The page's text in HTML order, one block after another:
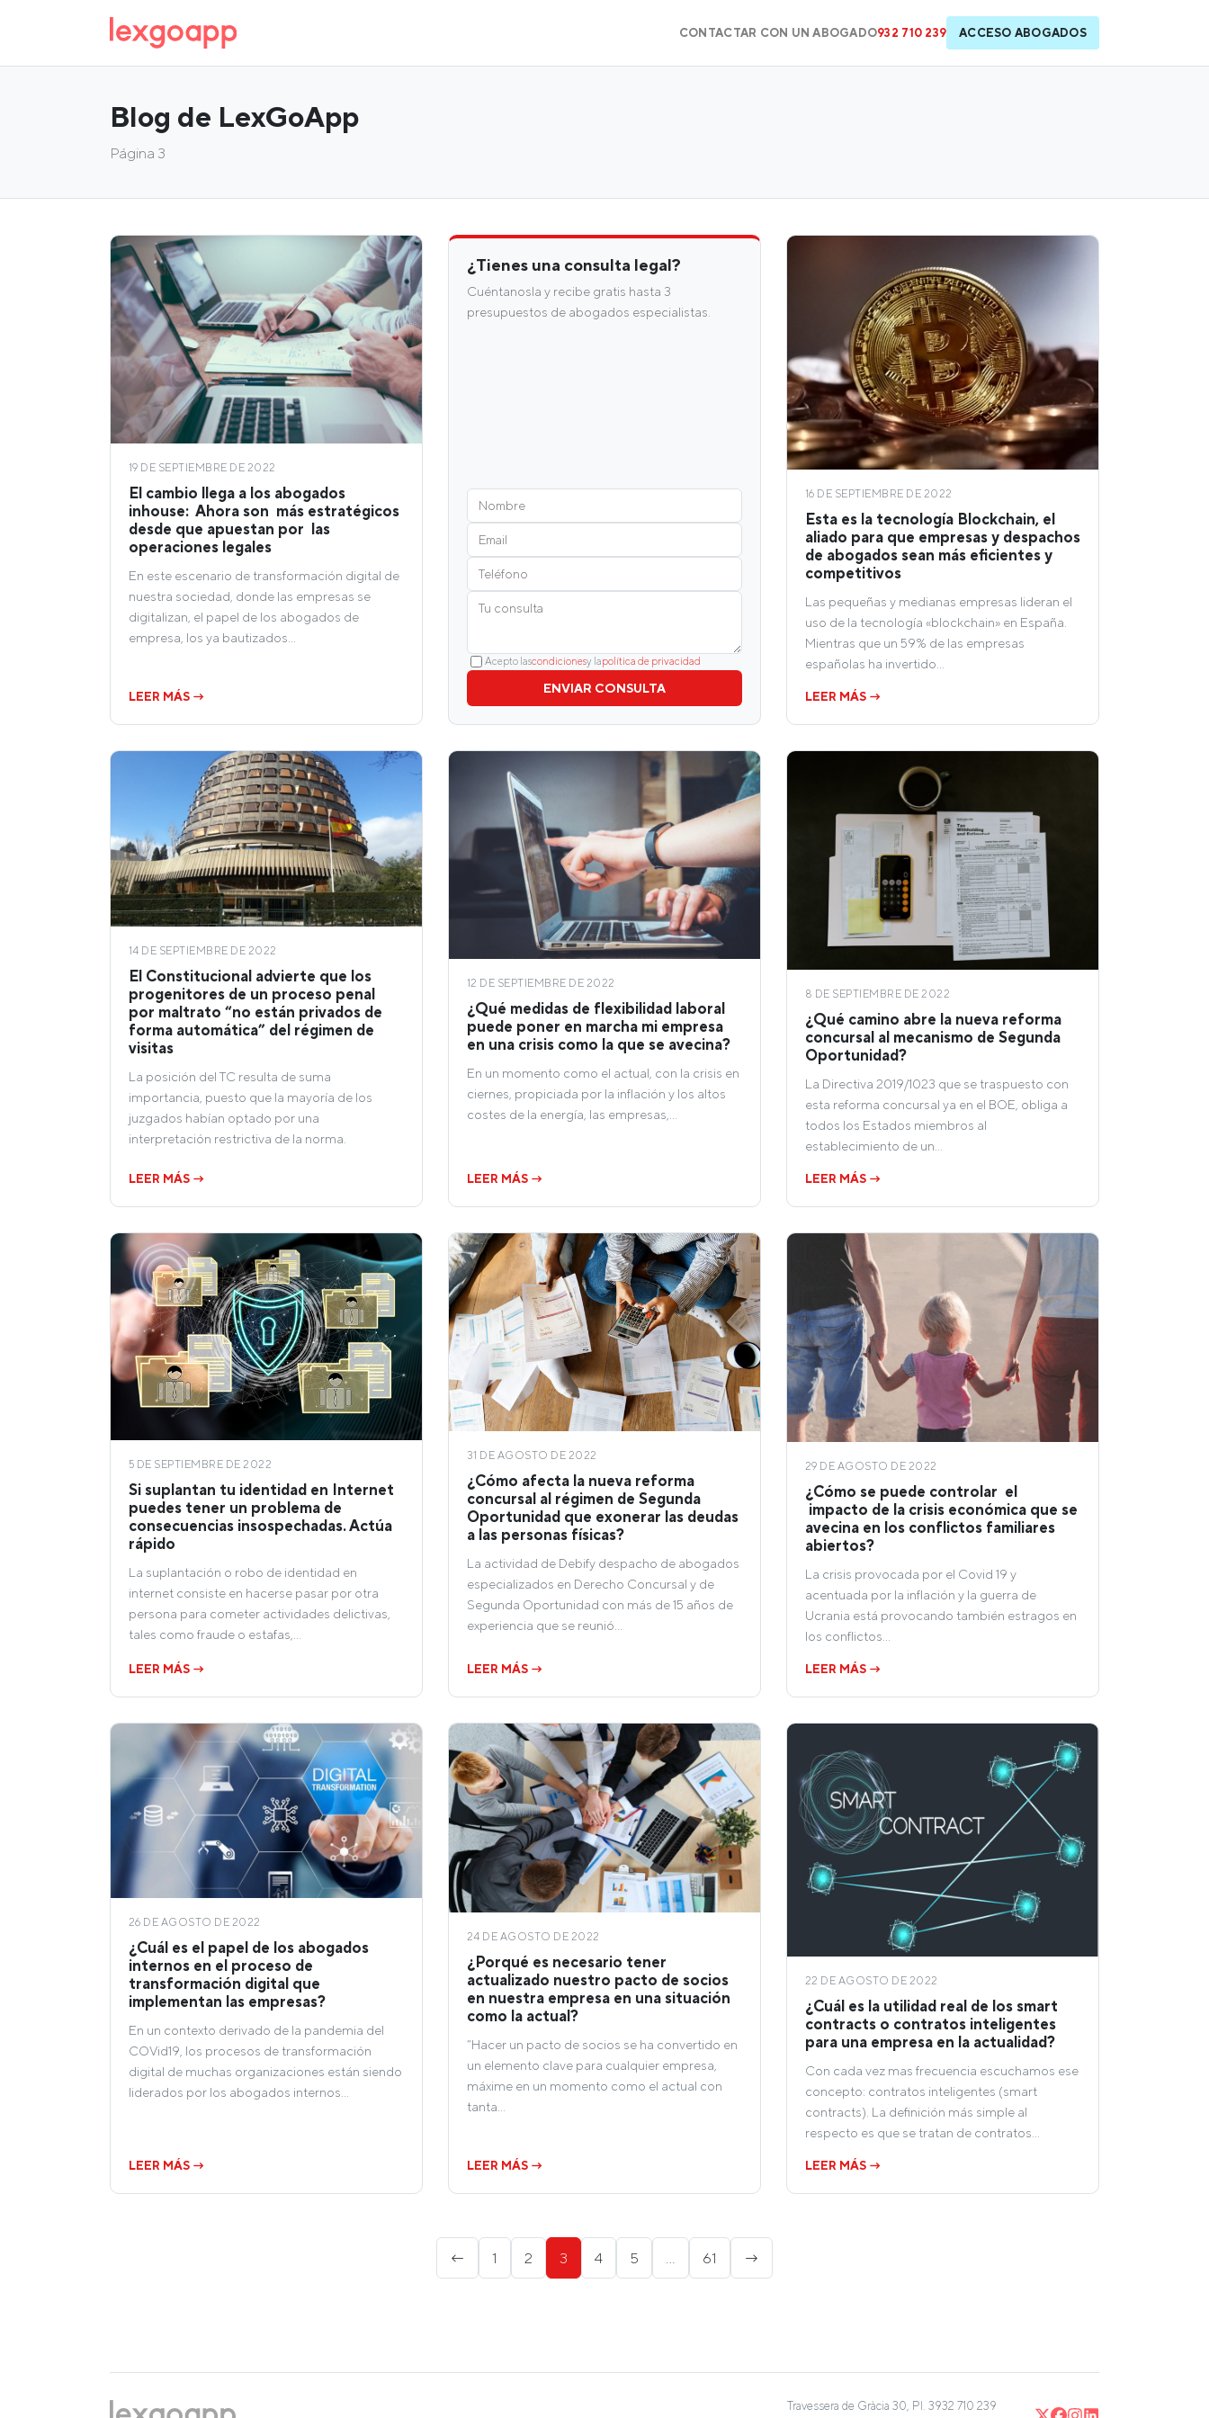
CONTACTAR CON UN ABOGADO932 710 239 ACCESO ABOGADOS
Blog de LexGoApp
Página 3
19 DE SEPTIEMBRE DE 2022
El cambio llega a los abogados
inhouse: Ahora son más estratégicos
desde que apuestan por las
operaciones legales
En este escenario de transformación digital de
nuestra sociedad, donde las empresas se
digitalizan, el papel de los abogados de
empresa, los ya bautizados…
LEER MÁS →
¿Tienes una consulta legal?
Cuéntanosla y recibe gratis hasta 3
presupuestos de abogados especialistas.
Acepto lascondicionesy lapolítica de privacidad
ENVIAR CONSULTA
16 DE SEPTIEMBRE DE 2022
Esta es la tecnología Blockchain, el
aliado para que empresas y despachos
de abogados sean más eficientes y
competitivos
Las pequeñas y medianas empresas lideran el
uso de la tecnología «blockchain» en España.
Mientras que un 59% de las empresas
españolas ha invertido…
LEER MÁS →
14 DE SEPTIEMBRE DE 2022
El Constitucional advierte que los
progenitores de un proceso penal
por maltrato “no están privados de
forma automática” del régimen de
visitas
La posición del TC resulta de suma
importancia, puesto que la mayoría de los
juzgados habían optado por una
interpretación restrictiva de la norma.
LEER MÁS →
12 DE SEPTIEMBRE DE 2022
¿Qué medidas de flexibilidad laboral
puede poner en marcha mi empresa
en una crisis como la que se avecina?
En un momento como el actual, con la crisis en
ciernes, propiciada por la inflación y los altos
costes de la energía, las empresas,…
LEER MÁS →
8 DE SEPTIEMBRE DE 2022
¿Qué camino abre la nueva reforma
concursal al mecanismo de Segunda
Oportunidad?
La Directiva 2019/1023 que se traspuesto con
esta reforma concursal ya en el BOE, obliga a
todos los Estados miembros al
establecimiento de un…
LEER MÁS →
5 DE SEPTIEMBRE DE 2022
Si suplantan tu identidad en Internet
puedes tener un problema de
consecuencias insospechadas. Actúa
rápido
La suplantación o robo de identidad en
internet consiste en hacerse pasar por otra
persona para cometer actividades delictivas,
tales como fraude o estafas,…
LEER MÁS →
31 DE AGOSTO DE 2022
¿Cómo afecta la nueva reforma
concursal al régimen de Segunda
Oportunidad que exonerar las deudas
a las personas físicas?
La actividad de Debify despacho de abogados
especializados en Derecho Concursal y de
Segunda Oportunidad con más de 15 años de
experiencia que se reunió…
LEER MÁS →
29 DE AGOSTO DE 2022
¿Cómo se puede controlar el
impacto de la crisis económica que se
avecina en los conflictos familiares
abiertos?
La crisis provocada por el Covid 19 y
acentuada por la inflación y la guerra de
Ucrania está provocando también estragos en
los conflictos…
LEER MÁS →
26 DE AGOSTO DE 2022
¿Cuál es el papel de los abogados
internos en el proceso de
transformación digital que
implementan las empresas?
En un contexto derivado de la pandemia del
COVid19, los procesos de transformación
digital de muchas organizaciones están siendo
liderados por los abogados internos…
LEER MÁS →
24 DE AGOSTO DE 2022
¿Porqué es necesario tener
actualizado nuestro pacto de socios
en nuestra empresa en una situación
como la actual?
“Hacer un pacto de socios se ha convertido en
un elemento clave para cualquier empresa,
máxime en un momento como el actual con
tanta…
LEER MÁS →
22 DE AGOSTO DE 2022
¿Cuál es la utilidad real de los smart
contracts o contratos inteligentes
para una empresa en la actualidad?
Con cada vez mas frecuencia escuchamos ese
concepto: contratos inteligentes (smart
contracts). La definición más simple al
respecto es que se tratan de contratos…
LEER MÁS →
← 1 2 3 4 5 … 61 →
Travessera de Gràcia 30, Pl. 3932 710 239